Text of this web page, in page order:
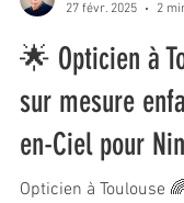
27 févr. 2025
2
🌟 Opticien à
sur mesure
en-Ciel pour
Opticien à Toulouse